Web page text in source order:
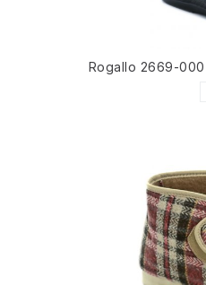
Rogallo 2669-